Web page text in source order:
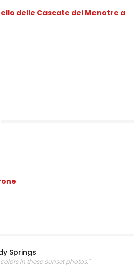
delle Cascate del Menotre a
Springs
in these sunset photos."